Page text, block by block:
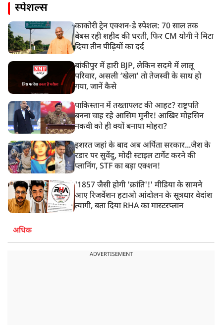
स्पेशल्स
काकोरी ट्रेन एक्शन-डे स्पेशल: 70 साल तक
बेबस रही शहीद की धरती, फिर CM योगी ने मिटा
दिया तीन पीढ़ियों का दर्द
बांकीपुर में हारी BJP, लेकिन सदमे में लालू
परिवार, असली ‘खेला’ तो तेजस्वी के साथ हो
गया, जानें कैसे
पाकिस्तान में तख्तापलट की आहट? राष्ट्रपति
बनना चाह रहे आसिम मुनीर! आखिर मोहसिन
नकवी को ही क्यों बनाया मोहरा?
इशरत जहां के बाद अब अर्पिता सरकार...जैश के
रडार पर सुवेंदु, मोदी स्टाइल टार्गेट करने की
प्लानिंग, STF का बड़ा एक्शन!
'1857 जैसी होगी 'क्रांति'!' मीडिया के सामने
आए रिजर्वेशन हटाओ आंदोलन के सूत्रधार वेदांश
त्यागी, बता दिया RHA का मास्टरप्लान
अधिक
ADVERTISEMENT